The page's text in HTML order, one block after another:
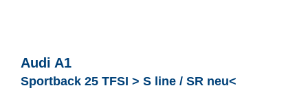
Audi A1
Sportback 25 TFSI > S line / SR neu<